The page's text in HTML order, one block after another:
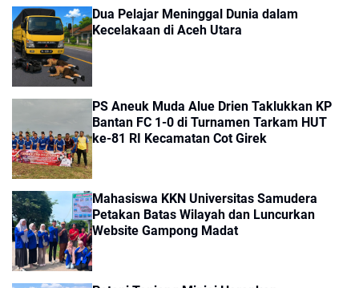
Dua Pelajar Meninggal Dunia dalam
Kecelakaan di Aceh Utara
PS Aneuk Muda Alue Drien Taklukkan KP
Bantan FC 1-0 di Turnamen Tarkam HUT
ke-81 RI Kecamatan Cot Girek
Mahasiswa KKN Universitas Samudera
Petakan Batas Wilayah dan Luncurkan
Website Gampong Madat